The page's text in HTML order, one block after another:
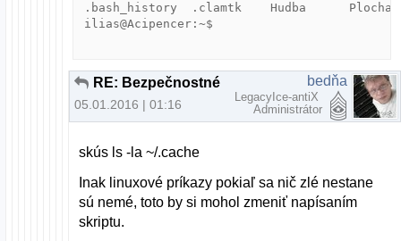
.bash_history  .clamtk    Hudba
ilias@Acipencer:~$
05.01.2016 | 01:16
bedňa
LegacyIce-antiX
Administrátor
skús ls -la ~/.cache
Inak linuxové príkazy pokiaľ sa nič zlé nestane
sú nemé, toto by si mohol zmeniť napísaním
skriptu.